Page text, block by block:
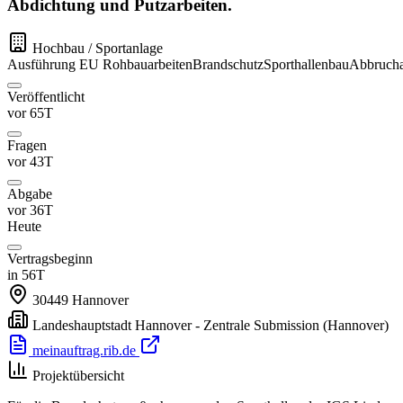
Abdichtung und Putzarbeiten.
Hochbau / Sportanlage
Ausführung EU RohbauarbeitenBrandschutzSporthallenbau
Veröffentlicht
vor 65T
Fragen
vor 43T
Abgabe
vor 36T
Heute
Vertragsbeginn
in 56T
30449 Hannover
Landeshauptstadt Hannover - Zentrale Submission (Hannover)
meinauftrag.rib.de
Projektübersicht